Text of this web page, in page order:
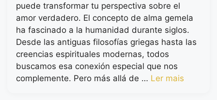
puede transformar tu perspectiva sobre el
amor verdadero. El concepto de alma gemela
ha fascinado a la humanidad durante siglos.
Desde las antiguas filosofías griegas hasta las
creencias espirituales modernas, todos
buscamos esa conexión especial que nos
complemente. Pero más allá de … Ler mais